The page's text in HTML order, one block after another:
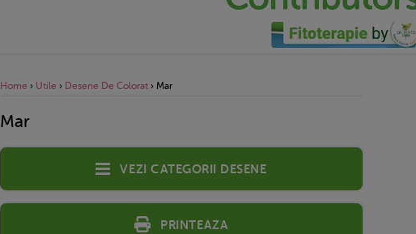
Home › Utile › Desene De Colorat › Mar
Mar
Vezi categorii desene
Printeaza